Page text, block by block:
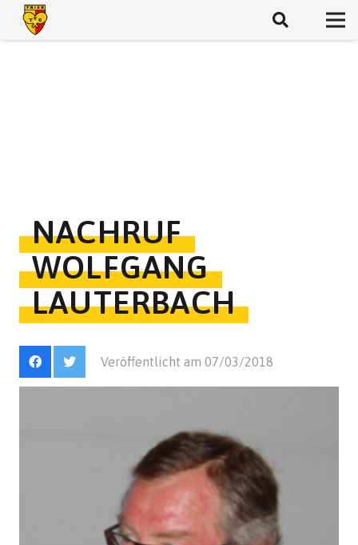
NACHRUF
WOLFGANG
LAUTERBACH
Veröffentlicht am07/03/2018